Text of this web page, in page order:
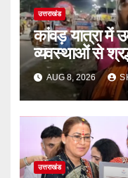
उत्तराखंड
कांवड़ यात्रा में
व्यवस्थाओं से
AUG 8, 2026
उत्तराखंड